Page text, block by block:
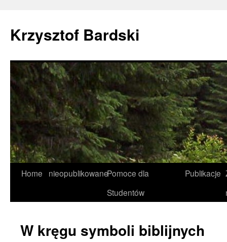
Krzysztof Bardski
Home nieopublikowanePomoce dla
Studentów
Publikacje
W kręgu symboli biblijnych